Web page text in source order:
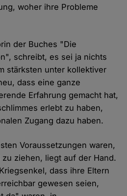
woher ihre Probleme
der Buches "Die
schreibt, es sei ja nichts
stärksten unter kollektiver
dass eine ganze
Erfahrung gemacht hat,
erlebt zu haben,
Zugang dazu haben.
Voraussetzungen waren,
ziehen, liegt auf der Hand.
dass ihre Eltern
gewesen seien,